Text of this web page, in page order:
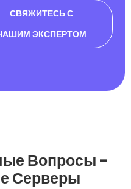
СВЯЖИТЕСЬ С
ЭКСПЕРТОМ
Вопросы -
Серверы